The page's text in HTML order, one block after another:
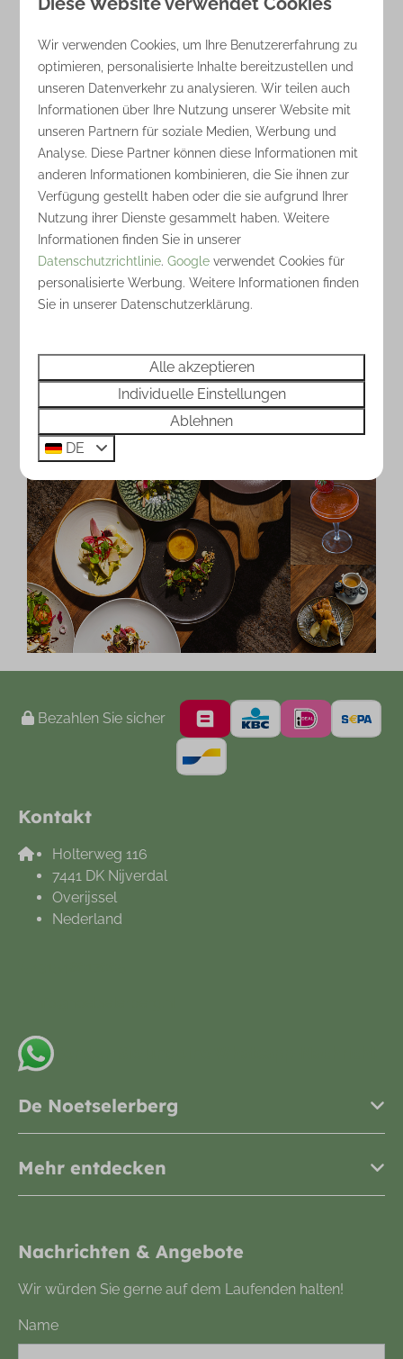
Bezahlen Sie sicher
Kontakt
Holterweg 116
7441 DK Nijverdal
Overijssel
Nederland
De Noetselerberg
Mehr entdecken
Nachrichten & Angebote
Wir würden Sie gerne auf dem Laufenden halten!
Name
Wir verwenden Cookies, um Ihre Benutzererfahrung zu
optimieren, personalisierte Inhalte bereitzustellen und
unseren Datenverkehr zu analysieren. Wir teilen auch
Informationen über Ihre Nutzung unserer Website mit
unseren Partnern für soziale Medien, Werbung und
Analyse. Diese Partner können diese Informationen mit
anderen Informationen kombinieren, die Sie ihnen zur
Verfügung gestellt haben oder die sie aufgrund Ihrer
Nutzung ihrer Dienste gesammelt haben. Weitere
Informationen finden Sie in unserer
Datenschutzrichtlinie.Google verwendet Cookies für
personalisierte Werbung. Weitere Informationen finden
Sie in unserer Datenschutzerklärung.
Alle akzeptieren
Individuelle Einstellungen
Ablehnen
DE